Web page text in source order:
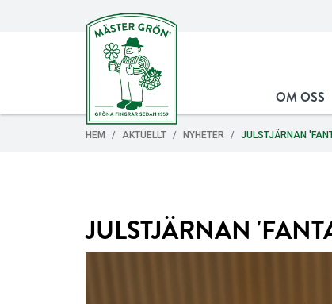
OM OSS
HEM AKTUELLT NYHETER JULSTJÄRNAN
JULSTJÄRNAN